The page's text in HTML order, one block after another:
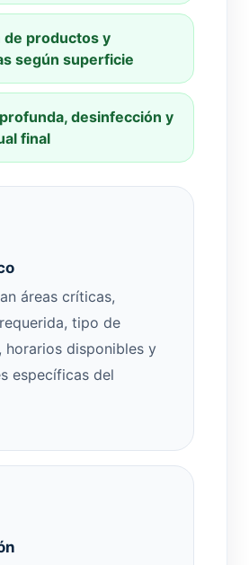
de productos y
según superficie
desinfección y
final
áreas críticas,
tipo de
horarios disponibles y
específicas del